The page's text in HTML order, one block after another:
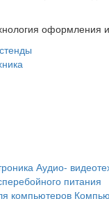
оформления и
Аудио-
питания
компьютеров